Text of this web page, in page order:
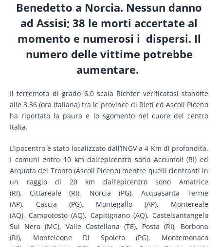
Benedetto a Norcia. Nessun danno
ad Assisi; 38 le morti accertate al
momento e numerosi i dispersi. Il
numero delle vittime potrebbe
aumentare.
Il terremoto di grado 6.0 scala Richter verificatosi stanotte
alle 3.36 (ora italiana) tra le province di Rieti ed Ascoli Piceno
ha riportato la paura e lo sgomento nel cuore del centro
Italia.
L’ipocentro è stato localizzato dall’INGV a 4 Km di profondità.
I comuni entro 10 km dall’epicentro sono Accumoli (RI) ed
Arquata del Tronto (Ascoli Piceno) mentre quelli rientranti in
un raggio di 20 km dall’epicentro sono Amatrice
(RI), Cittareale (RI), Norcia (PG), Acquasanta Terme
(AP), Cascia (PG), Montegallo (AP), Montereale
(AQ), Campotosto (AQ), Capitignano (AQ), Castelsantangelo
Sul Nera (MC), Valle Castellana (TE), Posta (RI), Borbona
(RI), Monteleone Di Spoleto (PG), Montemonaco